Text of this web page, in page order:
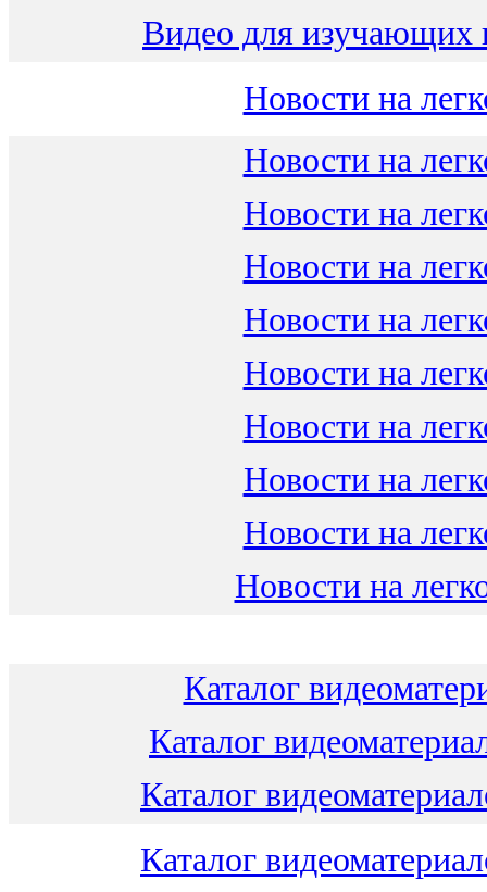
Видео для изучающих
Новости на
Новости на
Новости на
Новости на
Новости на
Новости на
Новости на
Новости на
Новости на
Новости на
Каталог
Каталог
Каталог
Каталог